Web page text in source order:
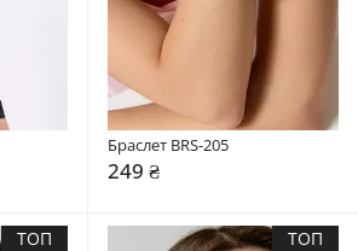
Браслет BRS-205
249 ₴
ТОП ТОП